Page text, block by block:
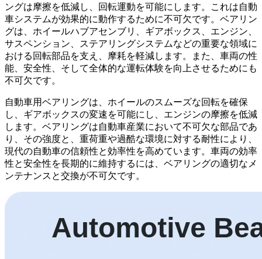
ングは摩擦を低減し、回転運動を可能にします。これは自動
車システムが効果的に動作するために不可欠です。ベアリン
グは、ホイールハブアセンブリ、ギアボックス、エンジン、
サスペンション、ステアリングシステムなどの重要な領域に
おける回転部品を支え、摩耗を軽減します。また、車両の性
能、安全性、そして全体的な運転体験を向上させるためにも
不可欠です。
自動車用ベアリングは、ホイールのスムーズな回転を確保
し、ギアボックスの変速を可能にし、エンジンの摩擦を低減
します。ベアリングは自動車産業において不可欠な部品であ
り、その強度と、重荷重や過酷な環境に対する耐性により、
現代の自動車の信頼性と効率性を高めています。車両の効率
性と安全性を長期的に維持するには、ベアリングの適切なメ
ンテナンスと交換が不可欠です。